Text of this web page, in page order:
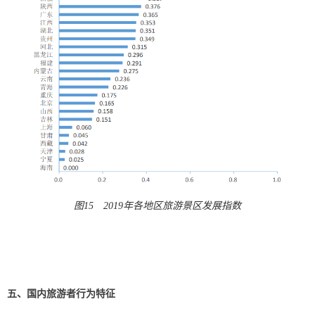
图15 2019年各地区旅游景区发展指数
五、国内旅游者行为特征